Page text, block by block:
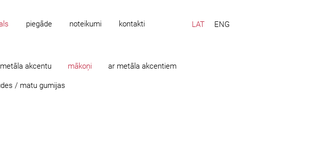
piegāde noteikumi kontakti LAT ENG
akcentu mākoņi ar metāla akcentiem
/ matu gumijas